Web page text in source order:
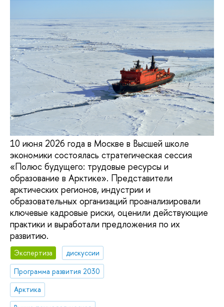
10 июня 2026 года в Москве в Высшей школе
экономики состоялась стратегическая сессия
«Полюс будущего: трудовые ресурсы и
образование в Арктике». Представители
арктических регионов, индустрии и
образовательных организаций проанализировали
ключевые кадровые риски, оценили действующие
практики и выработали предложения по их
развитию.
Экспертиза
дискуссии
Программа развития 2030
Арктика